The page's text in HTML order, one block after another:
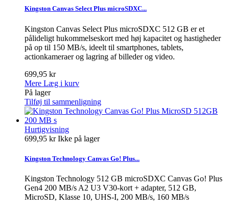
Kingston Canvas Select Plus microSDXC...
Kingston Canvas Select Plus microSDXC 512 GB er et
pålideligt hukommelseskort med høj kapacitet og hastigheder
på op til 150 MB/s, ideelt til smartphones, tablets,
actionkameraer og lagring af billeder og video.
699,95 kr
Mere Læg i kurv
På lager
Tilføj til sammenligning
Hurtigvisning
699,95 krIkke på lager
Kingston Technology Canvas Go! Plus...
Kingston Technology 512 GB microSDXC Canvas Go! Plus
Gen4 200 MB/s A2 U3 V30-kort + adapter, 512 GB,
MicroSD, Klasse 10, UHS-I, 200 MB/s, 160 MB/s